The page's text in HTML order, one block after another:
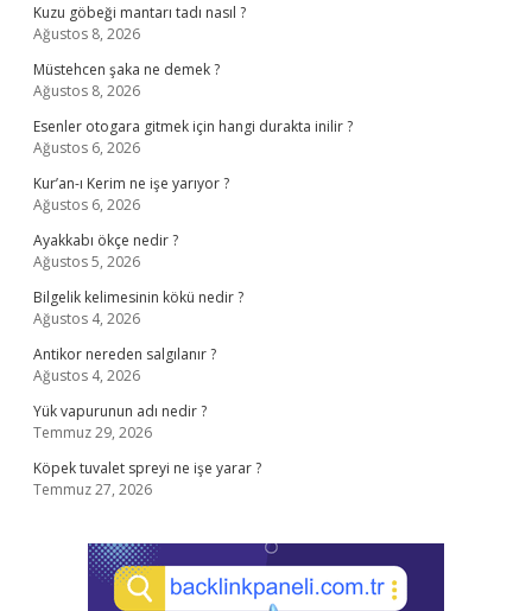
Kuzu göbeği mantarı tadı nasıl ?
Ağustos 8, 2026
Müstehcen şaka ne demek ?
Ağustos 8, 2026
Esenler otogara gitmek için hangi durakta inilir ?
Ağustos 6, 2026
Kur’an-ı Kerim ne işe yarıyor ?
Ağustos 6, 2026
Ayakkabı ökçe nedir ?
Ağustos 5, 2026
Bilgelik kelimesinin kökü nedir ?
Ağustos 4, 2026
Antikor nereden salgılanır ?
Ağustos 4, 2026
Yük vapurunun adı nedir ?
Temmuz 29, 2026
Köpek tuvalet spreyi ne işe yarar ?
Temmuz 27, 2026